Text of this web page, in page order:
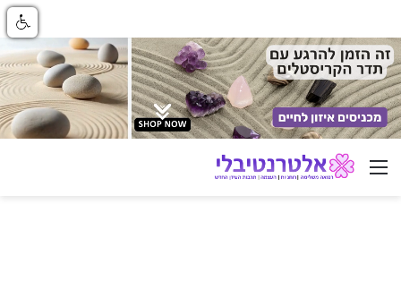
ניווט באתר